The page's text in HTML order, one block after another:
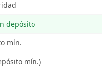
depósito
mín.
mín.)